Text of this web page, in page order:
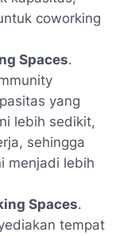
coworking
Spaces.
yang
lebih sedikit,
sehingga
menjadi lebih
Spaces.
tempat